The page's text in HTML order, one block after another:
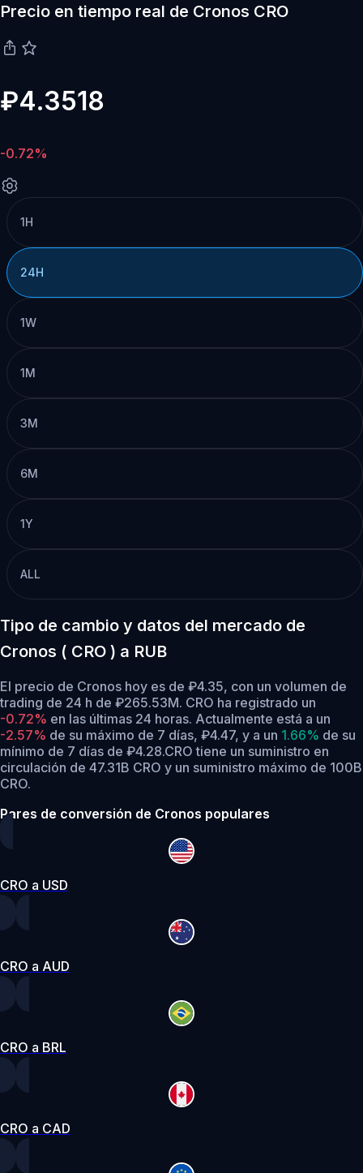
Precio en tiempo real de Cronos CRO
₽4.3518
-0.72%
1H
24H
1W
1M
3M
6M
1Y
ALL
Tipo de cambio y datos del mercado de
Cronos ( CRO ) a RUB
El precio de Cronos hoy es de ₽4.35, con un volumen de
trading de 24 h de ₽265.53M. CRO ha registrado un
-0.72% en las últimas 24 horas. Actualmente está a un
-2.57% de su máximo de 7 días, ₽4.47, y a un 1.66% de su
mínimo de 7 días de ₽4.28.CRO tiene un suministro en
circulación de 47.31B CRO y un suministro máximo de 100B
CRO.
Pares de conversión de Cronos populares
CRO a USD
CRO a AUD
CRO a BRL
CRO a CAD